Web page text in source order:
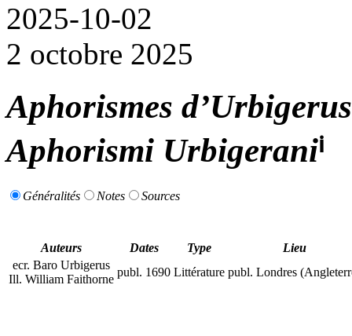
2025-10-02
2 octobre 2025
Aphorismes d’Urbigerus
Aphorismi Urbigeraniⁱ
Généralités Notes Sources
Auteurs Dates Type
Lieu
ecr. Baro Urbigerus
Ill. William Faithorne
publ. 1690 Littérature publ. Londres